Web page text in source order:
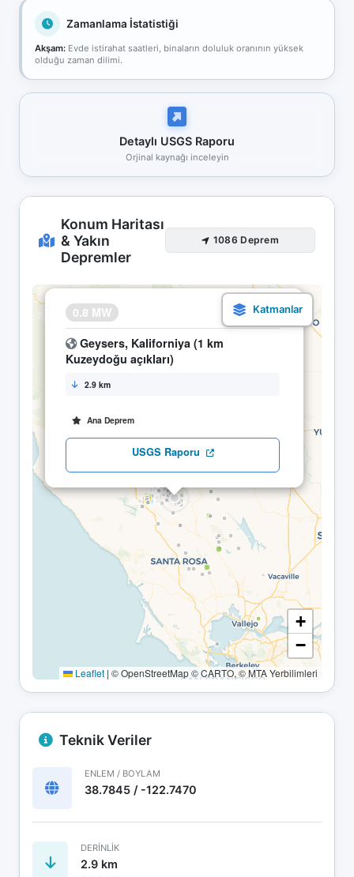
Zamanlama İstatistiği
Akşam: Evde istirahat saatleri, binaların doluluk oranının yüksek
olduğu zaman dilimi.
Detaylı USGS Raporu
Orjinal kaynağı inceleyin
Konum Haritası
& Yakın
Depremler
1086 Deprem
0.8 MW 08.05 18:49
Geysers, Kaliforniya (1 km
Kuzeydoğu açıkları)
2.9 km
Ana Deprem
USGS Raporu
×
+
−
Leaflet | © OpenStreetMap © CARTO, © MTA Yerbilimleri
Teknik Veriler
ENLEM / BOYLAM
38.7845 / -122.7470
DERINLIK
2.9 km